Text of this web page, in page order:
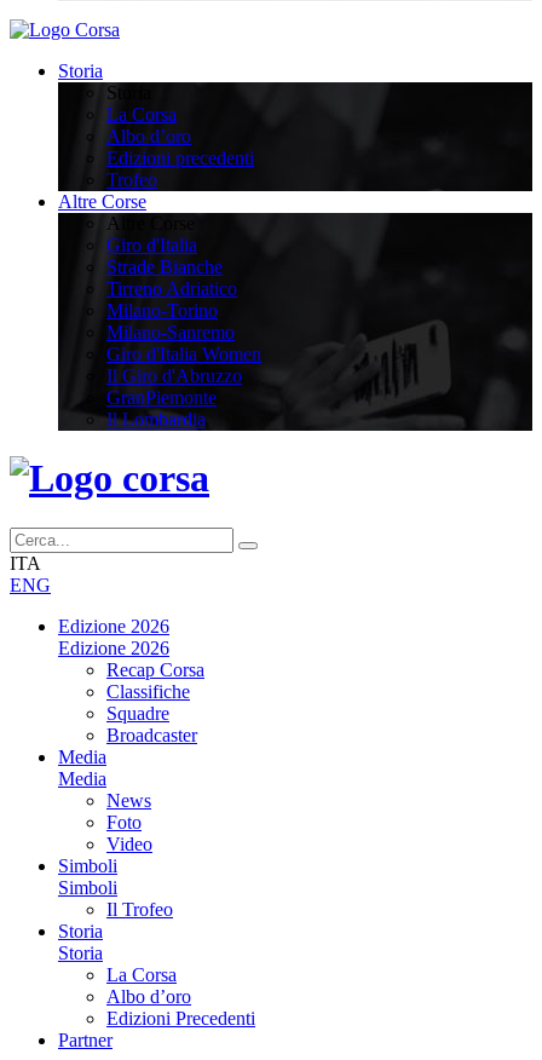
Storia
Storia
La Corsa
Albo d’oro
Edizioni precedenti
Trofeo
Altre Corse
Altre Corse
Giro d'Italia
Strade Bianche
Tirreno Adriatico
Milano-Torino
Milano-Sanremo
Giro d'Italia Women
Il Giro d'Abruzzo
GranPiemonte
Il Lombardia
ITA
ENG
Edizione 2026
Edizione 2026
Recap Corsa
Classifiche
Squadre
Broadcaster
Media
Media
News
Foto
Video
Simboli
Simboli
Il Trofeo
Storia
Storia
La Corsa
Albo d’oro
Edizioni Precedenti
Partner